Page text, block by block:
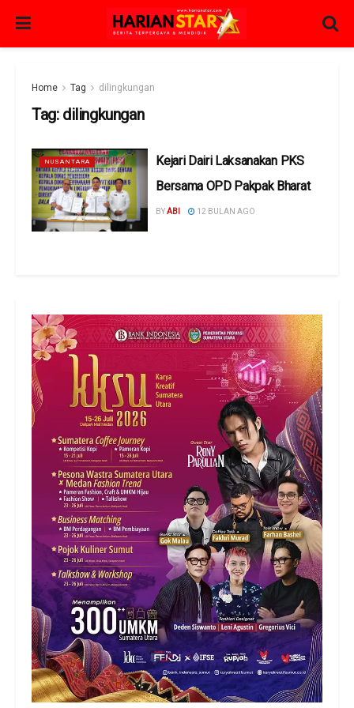
Home Tag dilingkungan
Tag: dilingkungan
NUSANTARA
Kejari Dairi Laksanakan PKS
Bersama OPD Pakpak Bharat
BYABI 12 BULAN AGO